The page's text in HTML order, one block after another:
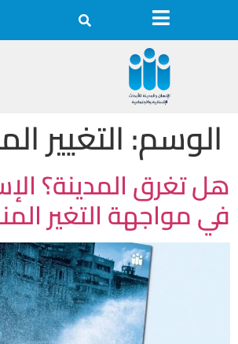
الوسم:التغيير
هل تغرق المدينة؟
في مواجهة التغير